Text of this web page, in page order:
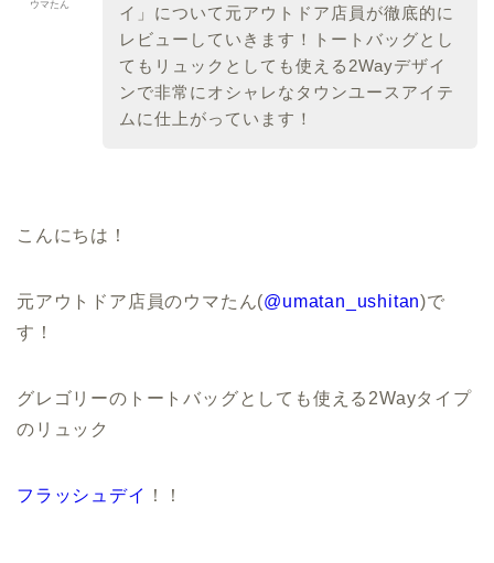
ウマたん
イ」について元アウトドア店員が徹底的に
レビューしていきます！トートバッグとし
てもリュックとしても使える2Wayデザイ
ンで非常にオシャレなタウンユースアイテ
ムに仕上がっています！
こんにちは！
元アウトドア店員のウマたん(@umatan_ushitan)で
す！
グレゴリーのトートバッグとしても使える2Wayタイプ
のリュック
フラッシュデイ ！！